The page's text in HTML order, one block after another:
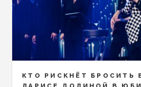
КТО РИСКНЁТ БРОСИТЬ